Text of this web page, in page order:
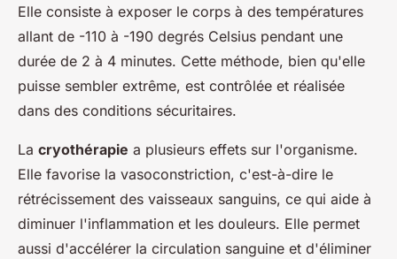
Elle consiste à exposer le corps à des températures
allant de -110 à -190 degrés Celsius pendant une
durée de 2 à 4 minutes. Cette méthode, bien qu'elle
puisse sembler extrême, est contrôlée et réalisée
dans des conditions sécuritaires.
La cryothérapie a plusieurs effets sur l'organisme.
Elle favorise la vasoconstriction, c'est-à-dire le
rétrécissement des vaisseaux sanguins, ce qui aide à
diminuer l'inflammation et les douleurs. Elle permet
aussi d'accélérer la circulation sanguine et d'éliminer